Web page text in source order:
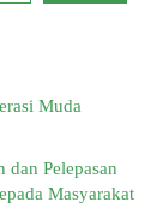
Muda
Pelepasan
Masyarakat